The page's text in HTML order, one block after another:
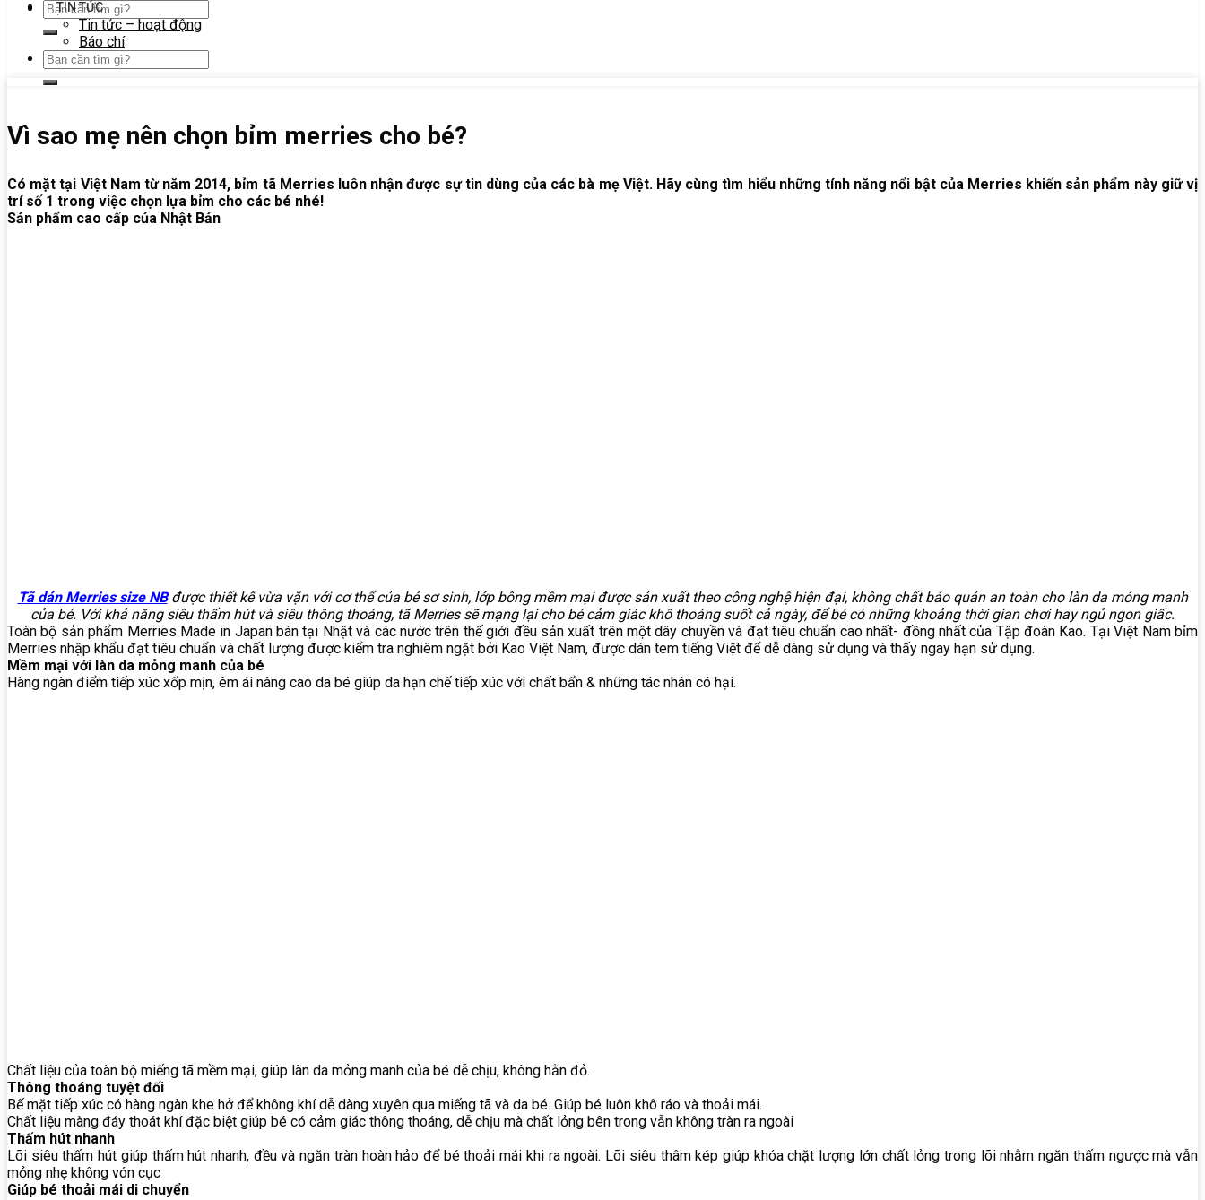
TIN TỨC
Tin tức – hoạt động
Báo chí
Vì sao mẹ nên chọn bỉm merries cho bé?
Có mặt tại Việt Nam từ năm 2014, bỉm tã Merries luôn nhận được sự tin dùng của các bà mẹ Việt. Hãy cùng tìm hiểu những tính năng nổi bật của Merries khiến sản phẩm này giữ vị
trí số 1 trong việc chọn lựa bỉm cho các bé nhé!
Sản phẩm cao cấp của Nhật Bản
Tã dán Merries size NBđược thiết kế vừa vặn với cơ thể của bé sơ sinh, lớp bông mềm mại được sản xuất theo công nghệ hiện đại, không chất bảo quản an toàn cho làn da mỏng manh
của bé. Với khả năng siêu thấm hút và siêu thông thoáng, tã Merries sẽ mạng lại cho bé cảm giác khô thoáng suốt cả ngày, để bé có những khoảng thời gian chơi hay ngủ ngon giấc.
Toàn bộ sản phẩm Merries Made in Japan bán tại Nhật và các nước trên thế giới đều sản xuất trên một dây chuyền và đạt tiêu chuẩn cao nhất- đồng nhất của Tập đoàn Kao. Tại Việt Nam bỉm
Merries nhập khẩu đạt tiêu chuẩn và chất lượng được kiểm tra nghiêm ngặt bởi Kao Việt Nam, được dán tem tiếng Việt để dễ dàng sử dụng và thấy ngay hạn sử dụng.
Mềm mại với làn da mỏng manh của bé
Hàng ngàn điểm tiếp xúc xốp mịn, êm ái nâng cao da bé giúp da hạn chế tiếp xúc với chất bẩn & những tác nhân có hại.
Chất liệu của toàn bộ miếng tã mềm mại, giúp làn da mỏng manh của bé dễ chịu, không hằn đỏ.
Thông thoáng tuyệt đối
Bế mặt tiếp xúc có hàng ngàn khe hở để không khí dễ dàng xuyên qua miếng tã và da bé. Giúp bé luôn khô ráo và thoải mái.
Chất liệu màng đáy thoát khí đặc biệt giúp bé có cảm giác thông thoáng, dễ chịu mà chất lỏng bên trong vẫn không tràn ra ngoài
Thấm hút nhanh
Lõi siêu thấm hút giúp thấm hút nhanh, đều và ngăn tràn hoàn hảo để bé thoải mái khi ra ngoài. Lõi siêu thâm kép giúp khóa chặt lượng lớn chất lỏng trong lõi nhằm ngăn thấm ngược mà vẫn
mỏng nhẹ không vón cục
Giúp bé thoải mái di chuyển